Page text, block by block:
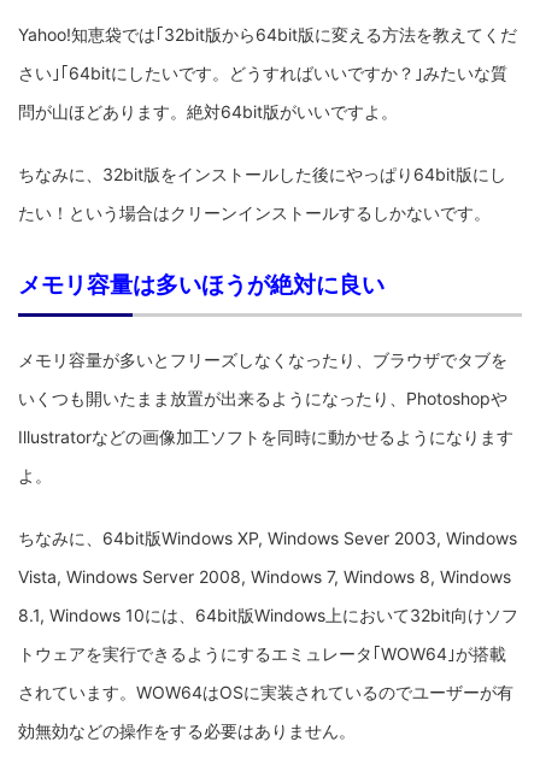
Yahoo!知恵袋では｢32bit版から64bit版に変える方法を教えてくだ
さい｣｢64bitにしたいです。どうすればいいですか？｣みたいな質
問が山ほどあります。絶対64bit版がいいですよ。
ちなみに、32bit版をインストールした後にやっぱり64bit版にし
たい！という場合はクリーンインストールするしかないです。
メモリ容量は多いほうが絶対に良い
メモリ容量が多いとフリーズしなくなったり、ブラウザでタブを
いくつも開いたまま放置が出来るようになったり、Photoshopや
Illustratorなどの画像加工ソフトを同時に動かせるようになります
よ。
ちなみに、64bit版Windows XP, Windows Sever 2003, Windows
Vista, Windows Server 2008, Windows 7, Windows 8, Windows
8.1, Windows 10には、64bit版Windows上において32bit向けソフ
トウェアを実行できるようにするエミュレータ｢WOW64｣が搭載
されています。WOW64はOSに実装されているのでユーザーが有
効無効などの操作をする必要はありません。